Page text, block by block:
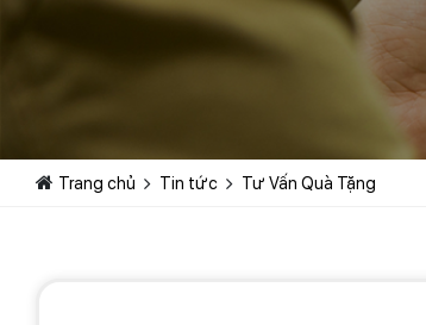
Trang chủ Tin tức Tư Vấn Quà Tặng